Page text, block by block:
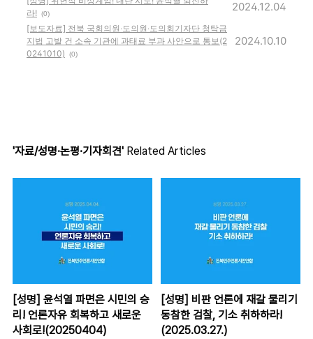
라! (0)
2024.12.04
[보도자료] 전북 국회의원‧도의원‧도의회기자단 청탁금
지법 고발 건 소속 기관에 과태료 부과 사안으로 통보(2
0241010)
(0)
2024.10.10
'자료/성명·논평·기자회견' Related Articles
[성명] 윤석열 파면은 시민의 승
리! 언론자유 회복하고 새로운
사회로!(20250404)
[성명] 비판 언론에 재갈 물리기
동참한 검찰, 기소 취하하라!
(2025.03.27.)